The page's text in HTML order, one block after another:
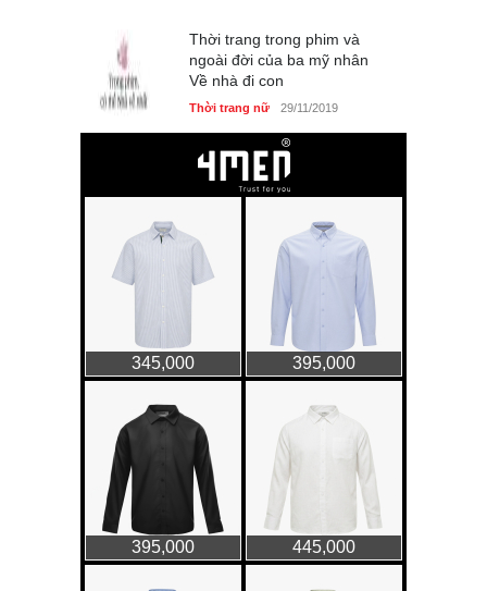
Thời trang trong phim và
ngoài đời của ba mỹ nhân
Về nhà đi con
Thời trang nữ 29/11/2019